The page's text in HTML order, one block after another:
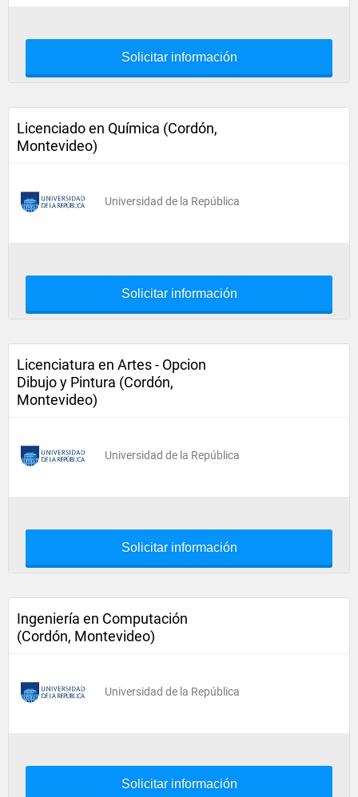
Solicitar información
Licenciado en Química (Cordón,
Montevideo)
Universidad de la República
Solicitar información
Licenciatura en Artes - Opcion
Dibujo y Pintura (Cordón,
Montevideo)
Universidad de la República
Solicitar información
Ingeniería en Computación
(Cordón, Montevideo)
Universidad de la República
Solicitar información